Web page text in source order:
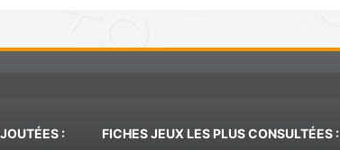
: FICHES JEUX LES PLUS CONSULTÉES :